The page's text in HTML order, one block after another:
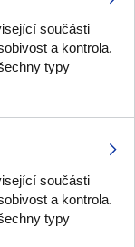
součásti
a kontrola.
typy
součásti
a kontrola.
typy